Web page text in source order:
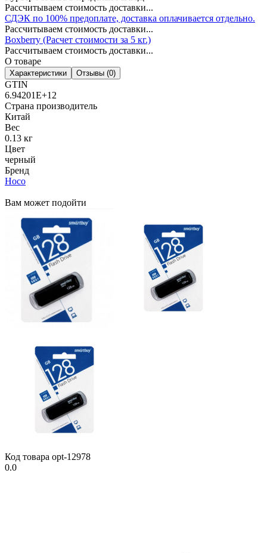
Рассчитываем стоимость доставки...
СДЭК по 100% предоплате, доставка оплачивается отдельно.
Рассчитываем стоимость доставки...
Boxberry (Расчет стоимости за 5 кг.)
Рассчитываем стоимость доставки...
О товаре
Характеристики Отзывы (0)
GTIN
6.94201E+12
Страна производитель
Китай
Вес
0.13 кг
Цвет
черный
Бренд
Hoco
Вам может подойти
Код товара opt-12978
0.0